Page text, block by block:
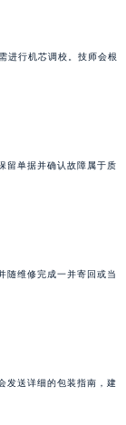
进行机芯调校。技师会根
留单据并确认故障属于质
随维修完成一并寄回或当
发送详细的包装指南，建